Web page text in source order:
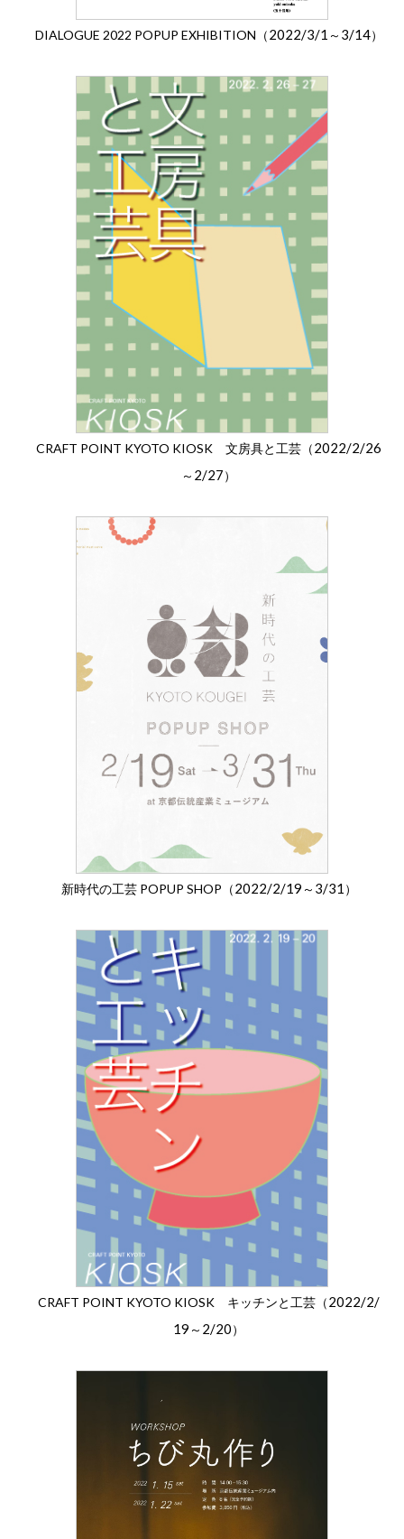
DIALOGUE 2022 POPUP EXHIBITION（2022/3/1 ～ 3/14）
CRAFT POINT KYOTO KIOSK 文房具と工芸（2022/2/26
～ 2/27）
新時代の工芸 POPUP SHOP（2022/2/19 ～ 3/31 ）
CRAFT POINT KYOTO KIOSK キッチンと工芸（2022/2/
19 ～ 2/20）